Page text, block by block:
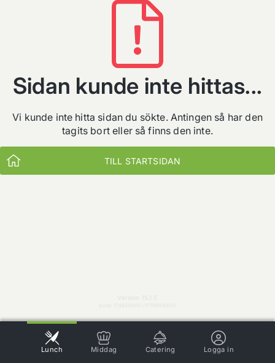
Sidan kunde inte hittas...
Vi kunde inte hitta sidan du sökte. Antingen så har den
tagits bort eller så finns den inte.
TILL STARTSIDAN
Lunch Middag Catering Logga in